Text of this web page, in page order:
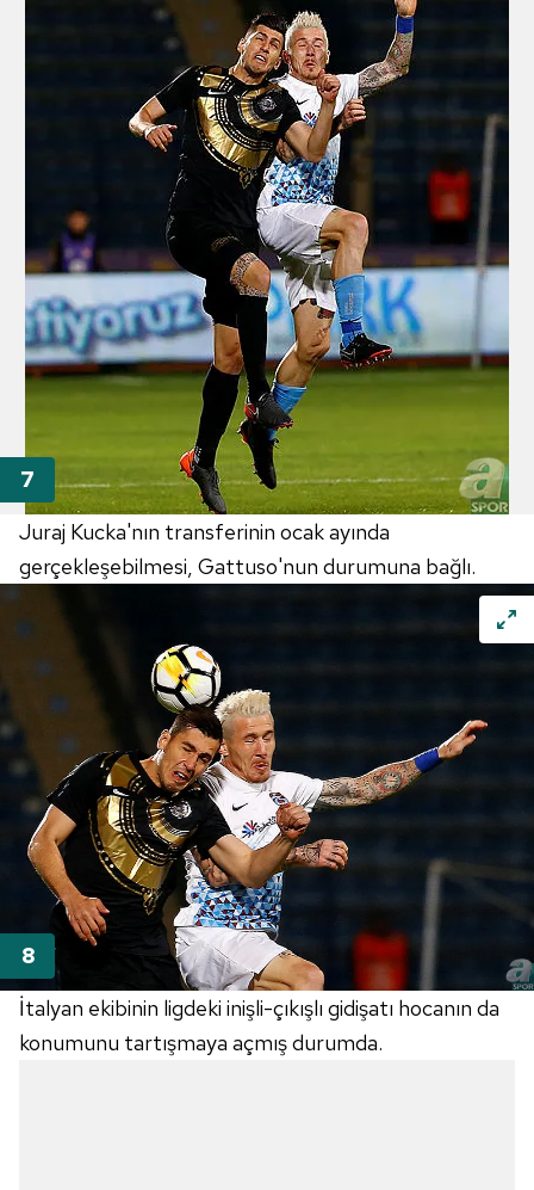
6698 sayılı Kişisel Verilerin Korunması Kanunu uyarınca
hazırlanmış Aydınlatma Metnimizi okumak ve sitemizde
ilgili mevzuata uygun olarak kullanılan çerezlerle ilgili bilgi
almak için lütfentıklayınız.
Juraj Kucka'nın transferinin ocak ayında
gerçekleşebilmesi, Gattuso'nun durumuna bağlı.
İtalyan ekibinin ligdeki inişli-çıkışlı gidişatı hocanın da
konumunu tartışmaya açmış durumda.